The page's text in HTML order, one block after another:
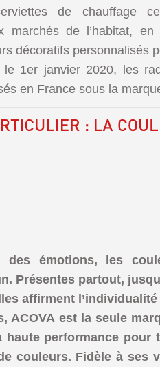
de chauffage
marchés de l’habitat,
décoratifs personnalisés
1er janvier 2020, les
en France sous la
des émotions, les
Présentes partout,
affirment l’individualité
ACOVA est la seule
haute performance pour
couleurs. Fidèle à ses